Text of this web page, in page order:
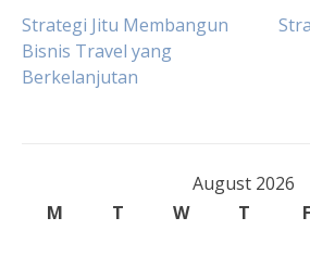
Post
navigation
Strategi Jitu Membangun
Bisnis Travel yang
Berkelanjutan
August 2026
M
T W T F